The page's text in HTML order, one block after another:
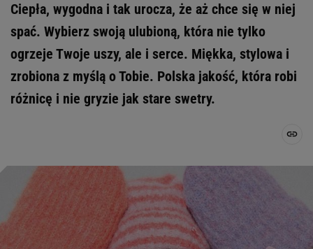
Ciepła, wygodna i tak urocza, że aż chce się w niej
spać. Wybierz swoją ulubioną, która nie tylko
ogrzeje Twoje uszy, ale i serce. Miękka, stylowa i
zrobiona z myślą o Tobie. Polska jakość, która robi
różnicę i nie gryzie jak stare swetry.